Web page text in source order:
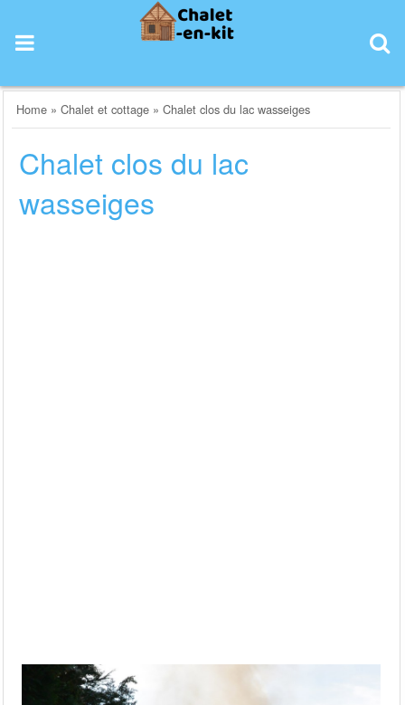
content
Home »Chalet et cottage »Chalet clos du lac wasseiges
Chalet clos du lac
wasseiges